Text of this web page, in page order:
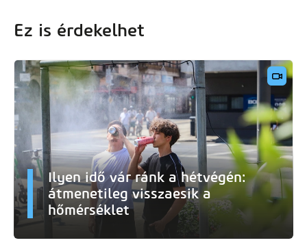
Ez is érdekelhet
Ilyen idő vár ránk a hétvégén:
átmenetileg visszaesik a
hőmérséklet